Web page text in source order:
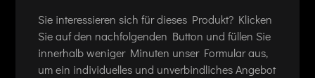
Sie interessieren sich für dieses Produkt? Klicken
Sie auf den nachfolgenden Button und füllen Sie
innerhalb weniger Minuten unser Formular aus,
um ein individuelles und unverbindliches Angebot